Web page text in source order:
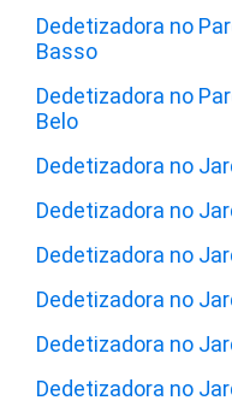
Dedetizadora no
Basso
Dedetizadora no
Belo
Dedetizadora no
Dedetizadora no
Dedetizadora no
Dedetizadora no
Dedetizadora no
Dedetizadora no